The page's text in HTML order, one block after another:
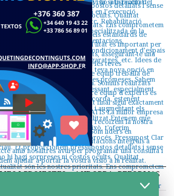
I PROJECTES a ANDORRA. REFORMAS